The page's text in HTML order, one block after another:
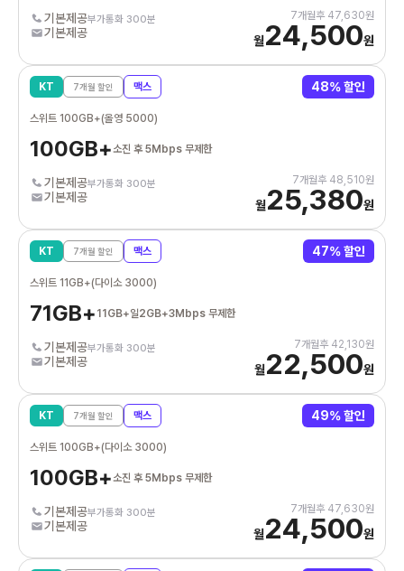
기본제공부가통화 300분
기본제공
7개월후 47,630원
월24,500원
KT 7개월 할인 맥스 48% 할인
스위트 100GB+(올영 5000)
100GB+소진 후 5Mbps 무제한
기본제공부가통화 300분
기본제공
7개월후 48,510원
월25,380원
KT 7개월 할인 맥스 47% 할인
스위트 11GB+(다이소 3000)
71GB+ 11GB+일2GB+3Mbps 무제한
기본제공부가통화 300분
기본제공
7개월후 42,130원
월22,500원
KT 7개월 할인 맥스 49% 할인
스위트 100GB+(다이소 3000)
100GB+소진 후 5Mbps 무제한
기본제공부가통화 300분
기본제공
7개월후 47,630원
월24,500원